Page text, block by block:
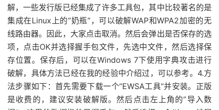
解，一些发行版已经集成了许多工具包，其中比较著名的是
集成在Linux上的”奶瓶”，可以破解WAP和WPA2加密的无
线路由器。因此，大家点击取消。然后会弹出是否保存的选
项，点击OK并选择握手包文件，先选中文件，然后选择保
存位置。保存后，可以在Windows 7下使用字典攻击进行
破解，具体方法已经在我的经验中介绍过，可以参考。4.方
法步骤如下：首先需要下载一个”EWSA工具”并安装。正版
是收费的，建议安装破解版。然后点击左上角的”导入数